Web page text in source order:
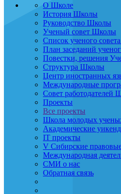
О Школе
История Школы
Руководство Школы
Ученый совет Школы
Список ученого
План заседаний
Повестки, решения
Структура Школы
Центр иностранных
Международные
Совет работодателей
Проекты
Все проекты
Школа молодых
Академические
IT проекты
V Сибирские
Международная
СМИ о нас
Обратная связь